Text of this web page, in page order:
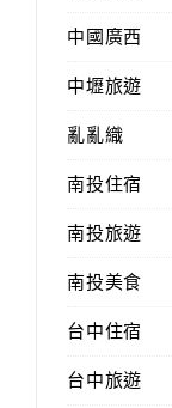
中國廣西
中壢旅遊
亂亂織
南投住宿
南投旅遊
南投美食
台中住宿
台中旅遊